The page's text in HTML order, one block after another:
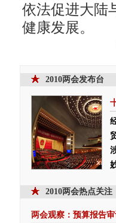
依法促进大陆
健康发展。
2010两会发布台
2010两会热点关注
两会观察：预算报告